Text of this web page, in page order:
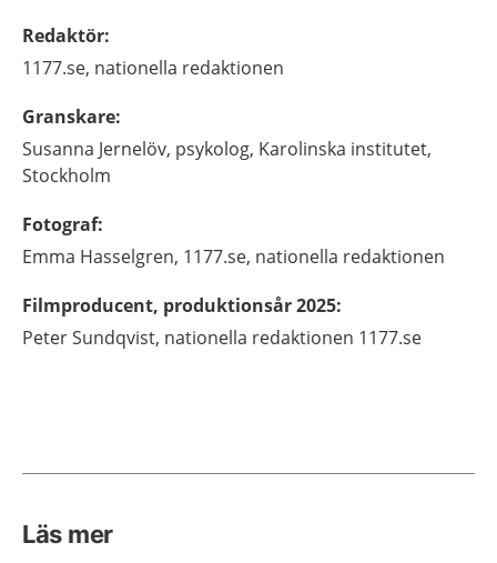
Redaktör:
1177.se, nationella redaktionen
Granskare:
Susanna Jernelöv, psykolog, Karolinska institutet,
Stockholm
Fotograf:
Emma Hasselgren, 1177.se, nationella redaktionen
Filmproducent, produktionsår 2025:
Peter Sundqvist, nationella redaktionen 1177.se
Läs mer